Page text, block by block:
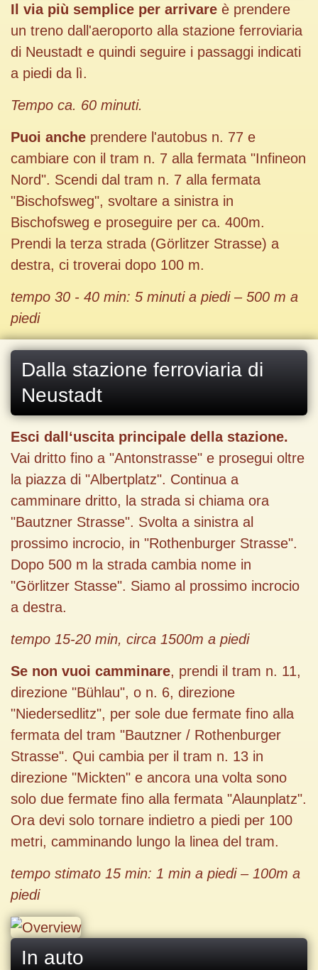
Il via più semplice per arrivare è prendere
un treno dall'aeroporto alla stazione ferroviaria
di Neustadt e quindi seguire i passaggi indicati
a piedi da lì.
Tempo ca. 60 minuti.
Puoi anche prendere l'autobus n. 77 e
cambiare con il tram n. 7 alla fermata "Infineon
Nord". Scendi dal tram n. 7 alla fermata
"Bischofsweg", svoltare a sinistra in
Bischofsweg e proseguire per ca. 400m.
Prendi la terza strada (Görlitzer Strasse) a
destra, ci troverai dopo 100 m.
tempo 30 - 40 min: 5 minuti a piedi – 500 m a
piedi
Dalla stazione ferroviaria di
Neustadt
Esci dall‘uscita principale della stazione.
Vai dritto fino a "Antonstrasse" e prosegui oltre
la piazza di "Albertplatz". Continua a
camminare dritto, la strada si chiama ora
"Bautzner Strasse". Svolta a sinistra al
prossimo incrocio, in "Rothenburger Strasse".
Dopo 500 m la strada cambia nome in
"Görlitzer Stasse". Siamo al prossimo incrocio
a destra.
tempo 15-20 min, circa 1500m a piedi
Se non vuoi camminare, prendi il tram n. 11,
direzione "Bühlau", o n. 6, direzione
"Niedersedlitz", per sole due fermate fino alla
fermata del tram "Bautzner / Rothenburger
Strasse". Qui cambia per il tram n. 13 in
direzione "Mickten" e ancora una volta sono
solo due fermate fino alla fermata "Alaunplatz".
Ora devi solo tornare indietro a piedi per 100
metri, camminando lungo la linea del tram.
tempo stimato 15 min: 1 min a piedi– 100m a
piedi
In auto